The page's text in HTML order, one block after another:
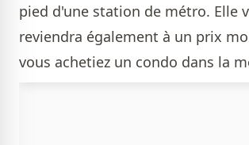
pied d'une station de métro. Elle
reviendra également à un prix
vous achetiez un condo dans la